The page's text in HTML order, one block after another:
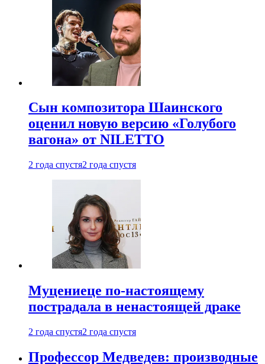
Сын композитора Шаинского
оценил новую версию «Голубого
вагона» от NILETTO
2 года спустя2 года спустя
Муцениеце по-настоящему
пострадала в ненастоящей драке
2 года спустя2 года спустя
Профессор Медведев: производные